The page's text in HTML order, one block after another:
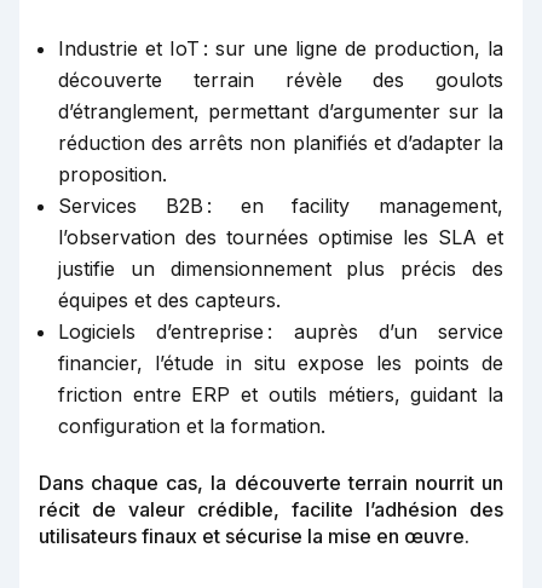
Industrie et IoT : sur une ligne de production, la
découverte terrain révèle des goulots
d’étranglement, permettant d’argumenter sur la
réduction des arrêts non planifiés et d’adapter la
proposition.
Services B2B : en facility management,
l’observation des tournées optimise les SLA et
justifie un dimensionnement plus précis des
équipes et des capteurs.
Logiciels d’entreprise : auprès d’un service
financier, l’étude in situ expose les points de
friction entre ERP et outils métiers, guidant la
configuration et la formation.
Dans chaque cas, la découverte terrain nourrit un
récit de valeur crédible, facilite l’adhésion des
utilisateurs finaux et sécurise la mise en œuvre.